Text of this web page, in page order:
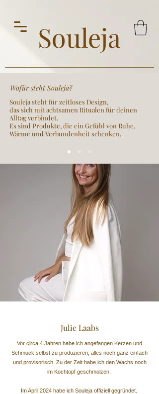
Souleja
Wofür steht Souleja?
Souleja steht für zeitloses Design,
das sich mit achtsamen Ritualen für deinen
Alltag verbindet.
Es sind Produkte, die ein Gefühl von Ruhe,
Wärme und Verbundenheit schenken.
Julie Laabs
Vor circa 4 Jahren habe ich angefangen Kerzen und
Schmuck selbst zu produzieren, alles noch ganz einfach
und provisorisch. Zu der Zeit habe ich den Wachs noch
im Kochtopf geschmolzen.
Im April 2024 habe ich Souleja offiziell gegründet.